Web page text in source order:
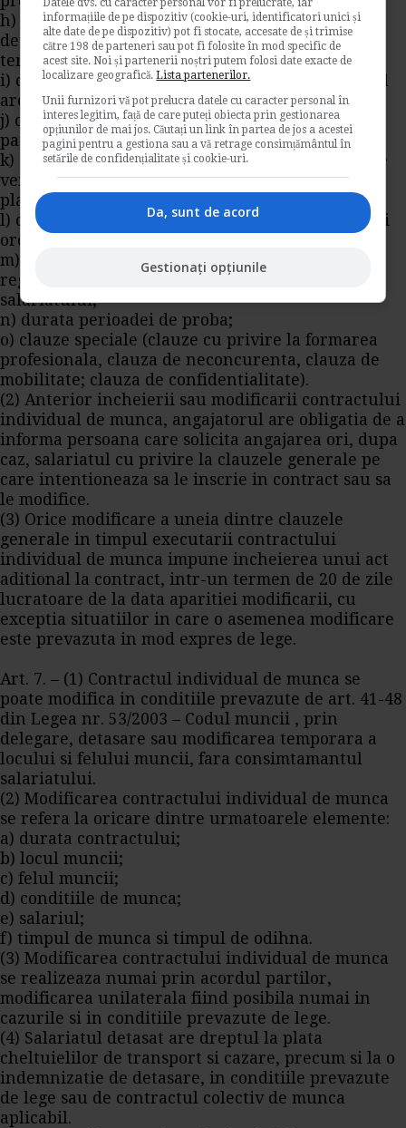
h) in cazul unui contract de munca pe durata
determinata sau al unui contract de munca
temporara, durata acestora;
i) durata concediului de odihna la care salariatul
are dreptul;
j) conditiile de acordare a preavizului de catre
partile contractante si durata acestuia;
k) salariul pe baza, alte elemente constitutive ale
veniturilor salariale, precum si periodicitatea
platii salariului la care salariatul are dreptul;
l) durata normala a muncii, exprimata in ore/zi si
ore/saptamana;
m) indicarea contractului colectiv de munca ce
reglementeaza conditiile de munca ale
salariatului;
n) durata perioadei de proba;
o) clauze speciale (clauze cu privire la formarea
profesionala, clauza de neconcurenta, clauza de
mobilitate; clauza de confidentialitate).
(2) Anterior incheierii sau modificarii contractului
individual de munca, angajatorul are obligatia de a
informa persoana care solicita angajarea ori, dupa
caz, salariatul cu privire la clauzele generale pe
care intentioneaza sa le inscrie in contract sau sa
le modifice.
(3) Orice modificare a uneia dintre clauzele
generale in timpul executarii contractului
individual de munca impune incheierea unui act
aditional la contract, intr-un termen de 20 de zile
lucratoare de la data aparitiei modificarii, cu
exceptia situatiilor in care o asemenea modificare
este prevazuta in mod expres de lege.
Art. 7. – (1) Contractul individual de munca se
poate modifica in conditiile prevazute de art. 41-48
din Legea nr. 53/2003 – Codul muncii , prin
delegare, detasare sau modificarea temporara a
locului si felului muncii, fara consimtamantul
salariatului.
(2) Modificarea contractului individual de munca
se refera la oricare dintre urmatoarele elemente:
a) durata contractului;
b) locul muncii;
c) felul muncii;
d) conditiile de munca;
e) salariul;
f) timpul de munca si timpul de odihna.
(3) Modificarea contractului individual de munca
se realizeaza numai prin acordul partilor,
modificarea unilaterala fiind posibila numai in
cazurile si in conditiile prevazute de lege.
(4) Salariatul detasat are dreptul la plata
cheltuielilor de transport si cazare, precum si la o
indemnizatie de detasare, in conditiile prevazute
de lege sau de contractul colectiv de munca
aplicabil.
Datele dvs. cu caracter personal vor fi prelucrate, iar
informațiile de pe dispozitiv (cookie-uri, identificatori unici și
alte date de pe dispozitiv) pot fi stocate, accesate de și trimise
către 198 de parteneri sau pot fi folosite în mod specific de
acest site. Noi și partenerii noștri putem folosi date exacte de
localizare geografică.Lista partenerilor.
Unii furnizori vă pot prelucra datele cu caracter personal în
interes legitim, față de care puteți obiecta prin gestionarea
opțiunilor de mai jos. Căutați un link în partea de jos a acestei
pagini pentru a gestiona sau a vă retrage consimțământul în
setările de confidențialitate și cookie-uri.
Da, sunt de acord
Gestionați opțiunile